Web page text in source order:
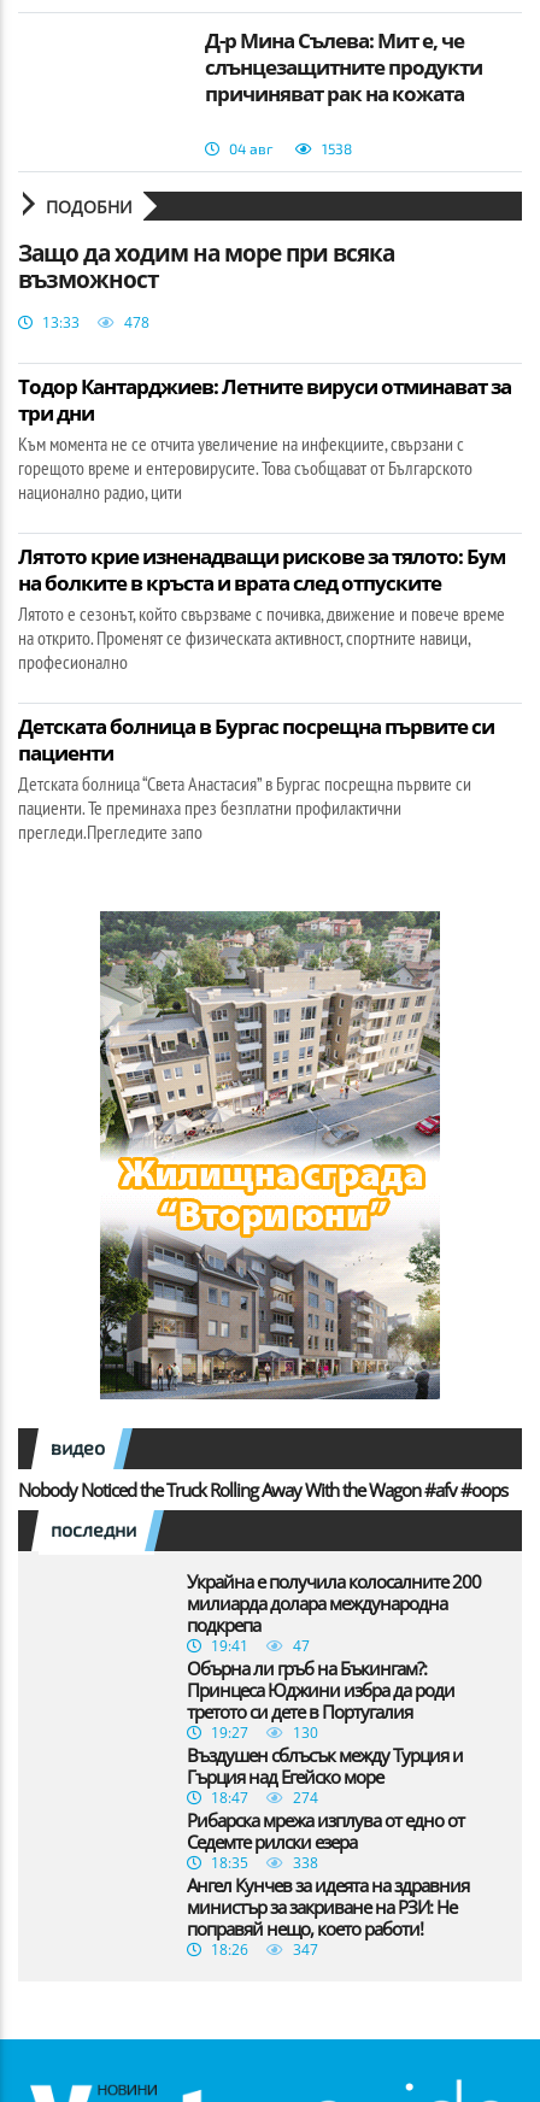
Д-р Мина Сълева: Мит е, че
слънцезащитните продукти
причиняват рак на кожата
04 авг 1538
ПОДОБНИ
Защо да ходим на море при всяка
възможност
13:33 478
Тодор Кантарджиев: Летните вируси отминават за
три дни
Към момента не се отчита увеличение на инфекциите, свързани с
горещото време и ентеровирусите. Това съобщават от Българското
национално радио, цити
Лятото крие изненадващи рискове за тялото: Бум
на болките в кръста и врата след отпуските
Лятото е сезонът, който свързваме с почивка, движение и повече време
на открито. Променят се физическата активност, спортните навици,
професионално
Детската болница в Бургас посрещна първите си
пациенти
Детската болница “Света Анастасия” в Бургас посрещна първите си
пациенти. Те преминаха през безплатни профилактични
прегледи.Прегледите запо
видео
Nobody Noticed the Truck Rolling Away With the Wagon #afv #oops
последни
Украйна е получила колосалните 200
милиарда долара международна
подкрепа
19:41 47
Обърна ли гръб на Бъкингам?:
Принцеса Юджини избра да роди
третото си дете в Португалия
19:27 130
Въздушен сблъсък между Турция и
Гърция над Егейско море
18:47 274
Рибарска мрежа изплува от едно от
Седемте рилски езера
18:35 338
Ангел Кунчев за идеята на здравния
министър за закриване на РЗИ: Не
поправяй нещо, което работи!
18:26 347